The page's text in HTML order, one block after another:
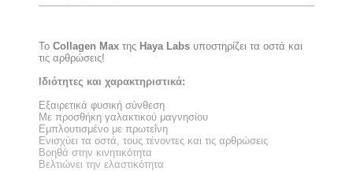
ΤοCollagen Max της Haya Labs υποστηρίζει τα οστά και
τις αρθρώσεις!
Ιδιότητες και χαρακτηριστικά:
Εξαιρετικά φυσική σύνθεση
Με προσθήκη γαλακτικού μαγνησίου
Εμπλουτισμένο με πρωτεΐνη
Ενισχύει τα οστά, τους τένοντες και τις αρθρώσεις
Βοηθά στην κινητικότητα
Βελτιώνει την ελαστικότητα